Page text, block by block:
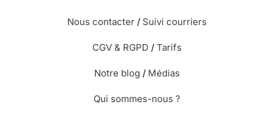
Nous contacter / Suivi courriers
CGV & RGPD / Tarifs
Notre blog / Médias
Qui sommes-nous ?